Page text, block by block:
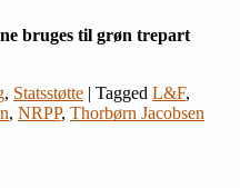
bruges til grøn trepart
, Statsstøtte | Tagged L&F,
, NRPP, Thorbørn Jacobsen